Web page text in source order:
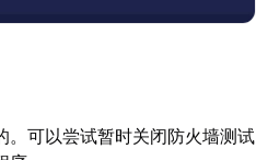
。可以尝试暂时关闭防火墙测试